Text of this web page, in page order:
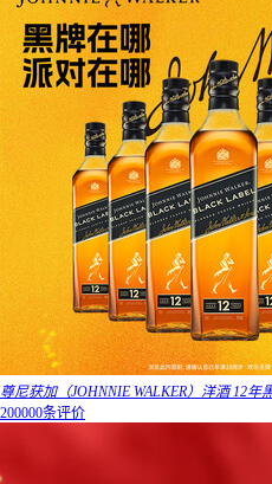
尊尼获加（JOHNNIE WALKER）洋酒 12
200000条评价